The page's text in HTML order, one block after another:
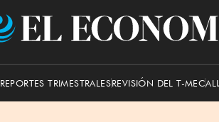
El
REPORTES TRIMESTRALESREVISIÓN DEL T-MEC